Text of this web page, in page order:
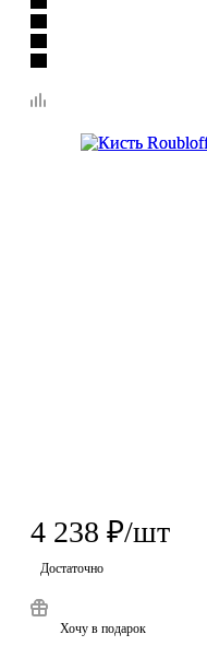
4 238 ₽/шт
Достаточно
Хочу в подарок